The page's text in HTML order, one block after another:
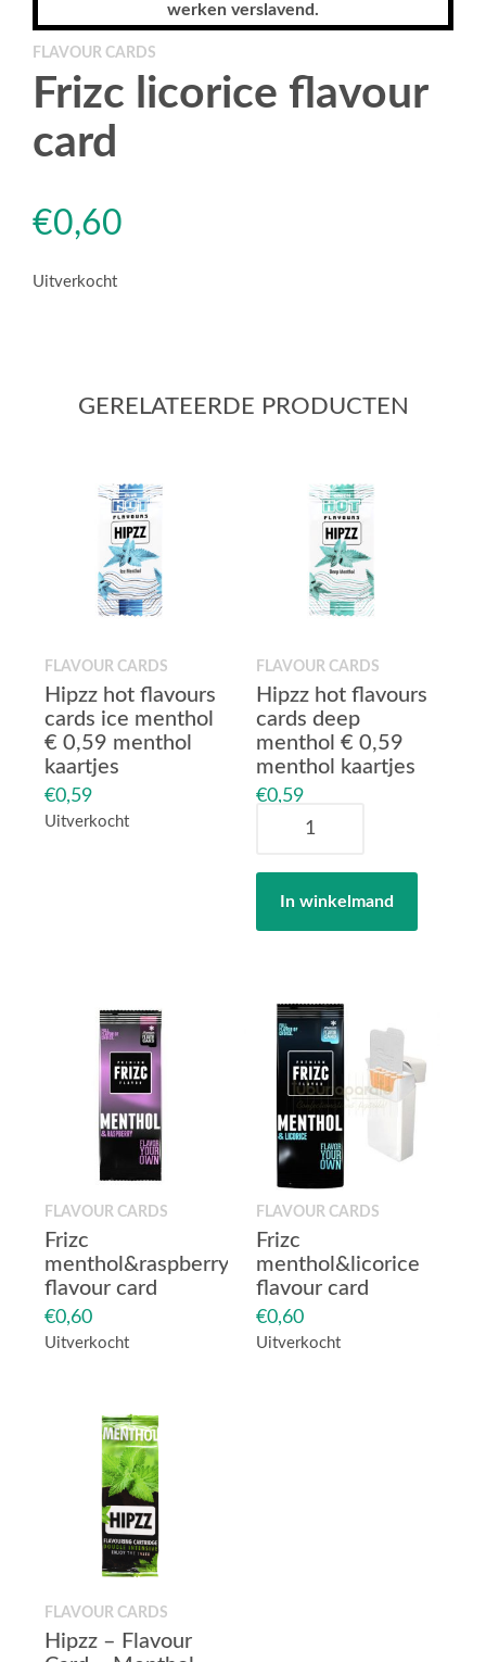
werken verslavend.
FLAVOUR CARDS
Frizc licorice flavour
card
€0,60
Uitverkocht
GERELATEERDE PRODUCTEN
FLAVOUR CARDS
Hipzz hot flavours
cards ice menthol
€ 0,59 menthol
kaartjes
€0,59
Uitverkocht
FLAVOUR CARDS
Hipzz hot flavours
cards deep
menthol € 0,59
menthol kaartjes
€0,59
deep
menthol
menthol
kaartjes
aantal
In winkelmand
FLAVOUR CARDS
Frizc
menthol&raspberry
flavour card
€0,60
Uitverkocht
FLAVOUR CARDS
Frizc
menthol&licorice
flavour card
€0,60
Uitverkocht
FLAVOUR CARDS
Hipzz – Flavour